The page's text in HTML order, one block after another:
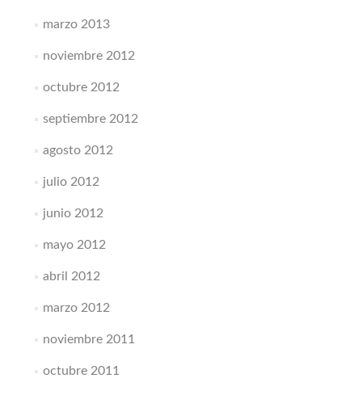
marzo 2013
noviembre 2012
octubre 2012
septiembre 2012
agosto 2012
julio 2012
junio 2012
mayo 2012
abril 2012
marzo 2012
noviembre 2011
octubre 2011